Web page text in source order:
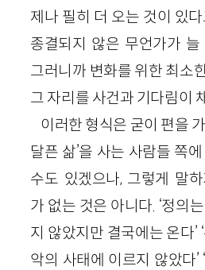
제나 필히 더 오는 것이 있
종결되지 않은 무언가가
그러니까 변화를 위한 최소
그 자리를 사건과 기다림이
이러한 형식은 굳이 편을
달픈 삶’을 사는 사람들 쪽
수도 있겠으나, 그렇게 말
가 없는 것은 아니다. ‘정의
지 않았지만 결국에는 온다’
악의 사태에 이르지 않았다’